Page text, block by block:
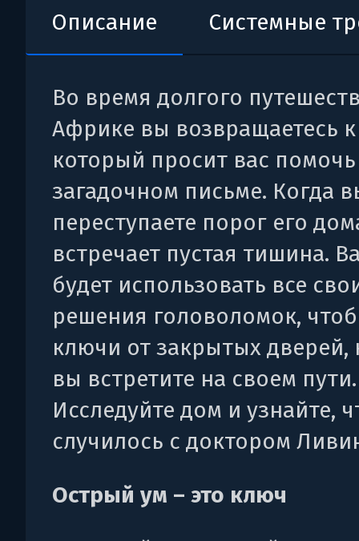
Описание Системные
Во время долгого
Африке вы возвращаетесь к
который просит вас
загадочном письме. Когда
переступаете порог его
встречает пустая тишина.
будет использовать все
решения головоломок,
ключи от закрытых дверей,
вы встретите на своем пути.
Исследуйте дом и узнайте,
случилось с доктором
Острый ум – это ключ